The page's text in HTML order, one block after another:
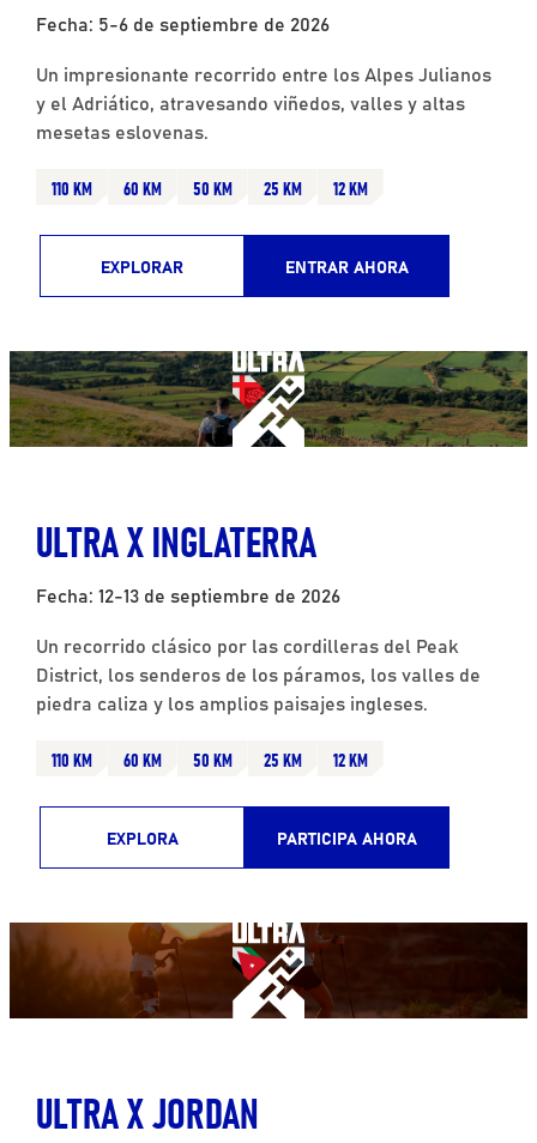
Fecha: 5-6 de septiembre de 2026
Un impresionante recorrido entre los Alpes Julianos
y el Adriático, atravesando viñedos, valles y altas
mesetas eslovenas.
110 KM
60 KM 50 KM 25 KM 12 KM
EXPLORAR ENTRAR AHORA
ULTRA X INGLATERRA
Fecha: 12-13 de septiembre de 2026
Un recorrido clásico por las cordilleras del Peak
District, los senderos de los páramos, los valles de
piedra caliza y los amplios paisajes ingleses.
110 KM
60 KM 50 KM 25 KM 12 KM
EXPLORA PARTICIPA AHORA
ULTRA X JORDAN